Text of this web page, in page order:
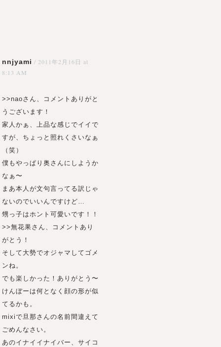
nnjyami / 2011年2月16日 at
8:13 AM
>>naoさん、コメントありがと
うございます！
家人かぁ、上品な感じでイイで
すが、ちょっと照れくさいなぁ
（笑）
僕もやっぱり奥さんにしようか
なぁ〜
まあ本人が文句言ってる訳じゃ
ないのでいいんですけど…
甥っ子はホント可愛いです！！
>>無花果さん、コメントあり
がとう！
そして大勢でオジャマしてゴメ
ンね。
でも楽しかった！ありがとう〜
けんぼーは何となく顔の形が似
てるかも。
mixiで旦那さんの名前間違えて
ごめんなさい。
あのイナイイナイバー、サイコ